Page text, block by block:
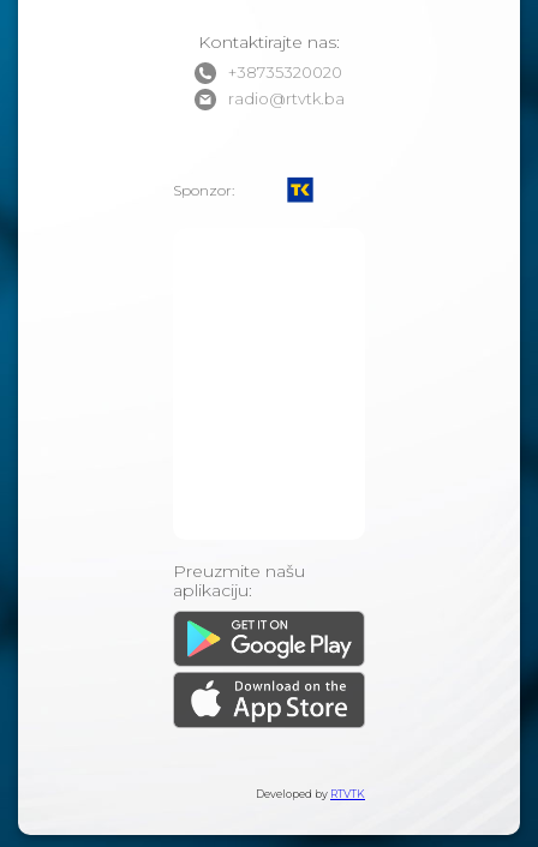
Kontaktirajte nas:
+38735320020
radio@rtvtk.ba
Sponzor:
Preuzmite našu
aplikaciju:
Developed by RTVTK